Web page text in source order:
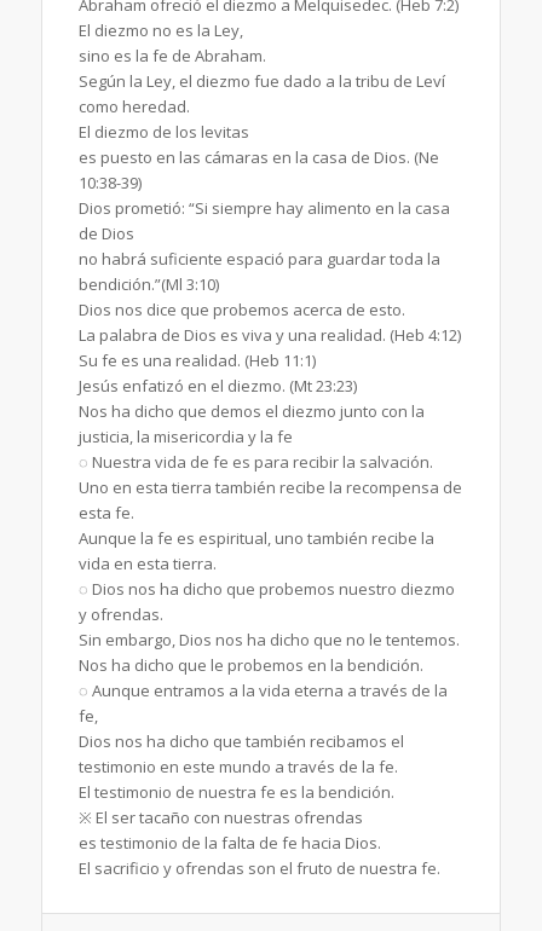
Abraham ofreció el diezmo a Melquisedec. (Heb 7:2)
El diezmo no es la Ley,
sino es la fe de Abraham.
Según la Ley, el diezmo fue dado a la tribu de Leví
como heredad.
El diezmo de los levitas
es puesto en las cámaras en la casa de Dios. (Ne
10:38-39)
Dios prometió: “Si siempre hay alimento en la casa
de Dios
no habrá suficiente espació para guardar toda la
bendición.”(Ml 3:10)
Dios nos dice que probemos acerca de esto.
La palabra de Dios es viva y una realidad. (Heb 4:12)
Su fe es una realidad. (Heb 11:1)
Jesús enfatizó en el diezmo. (Mt 23:23)
Nos ha dicho que demos el diezmo junto con la
justicia, la misericordia y la fe
◌ Nuestra vida de fe es para recibir la salvación.
Uno en esta tierra también recibe la recompensa de
esta fe.
Aunque la fe es espiritual, uno también recibe la
vida en esta tierra.
◌ Dios nos ha dicho que probemos nuestro diezmo
y ofrendas.
Sin embargo, Dios nos ha dicho que no le tentemos.
Nos ha dicho que le probemos en la bendición.
◌ Aunque entramos a la vida eterna a través de la
fe,
Dios nos ha dicho que también recibamos el
testimonio en este mundo a través de la fe.
El testimonio de nuestra fe es la bendición.
※ El ser tacaño con nuestras ofrendas
es testimonio de la falta de fe hacia Dios.
El sacrificio y ofrendas son el fruto de nuestra fe.